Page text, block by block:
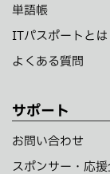
単語帳
ITパスポートとは
よくある質問
サポート
お問い合わせ
スポンサー・応